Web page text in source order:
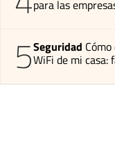
para las
5Seguridad
WiFi de mi casa: